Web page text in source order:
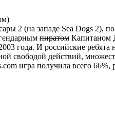
2 (на западе Sea Dogs
пиратом Капитаном
года. И российские
свободой действий,
игра получила всего 66%,